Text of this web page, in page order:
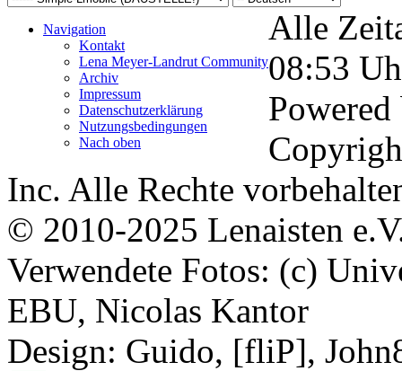
Navigation
Kontakt
Lena Meyer-Landrut Community
Archiv
Impressum
Datenschutzerklärung
Nutzungsbedingungen
Nach oben
Alle
08:53
Inc. Alle Rechte
© 2010-2025 Lenaisten
Verwendete Fotos: (c)
EBU, Nicolas Kantor
Design: Guido, [fliP],